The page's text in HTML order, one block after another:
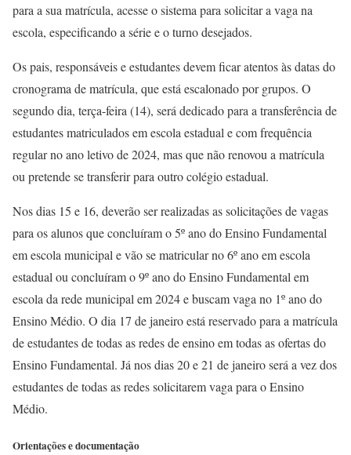
para a sua matrícula, acesse o sistema para solicitar a vaga na
escola, especificando a série e o turno desejados.
Os pais, responsáveis e estudantes devem ficar atentos às datas do
cronograma de matrícula, que está escalonado por grupos. O
segundo dia, terça-feira (14), será dedicado para a transferência de
estudantes matriculados em escola estadual e com frequência
regular no ano letivo de 2024, mas que não renovou a matrícula
ou pretende se transferir para outro colégio estadual.
Nos dias 15 e 16, deverão ser realizadas as solicitações de vagas
para os alunos que concluíram o 5º ano do Ensino Fundamental
em escola municipal e vão se matricular no 6º ano em escola
estadual ou concluíram o 9º ano do Ensino Fundamental em
escola da rede municipal em 2024 e buscam vaga no 1º ano do
Ensino Médio. O dia 17 de janeiro está reservado para a matrícula
de estudantes de todas as redes de ensino em todas as ofertas do
Ensino Fundamental. Já nos dias 20 e 21 de janeiro será a vez dos
estudantes de todas as redes solicitarem vaga para o Ensino
Médio.
Orientações e documentação